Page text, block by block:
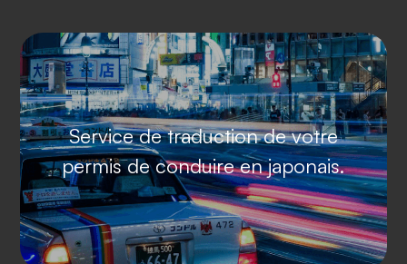
Service de traduction de votre
permis de conduire en japonais.